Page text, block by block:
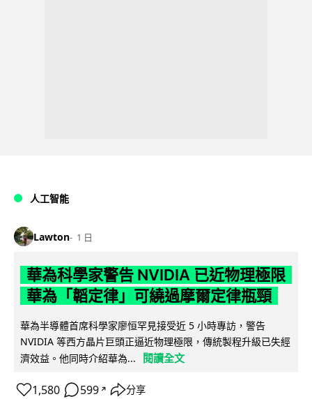
人工智能
Lawton 1 日
華為科學家警告 NVIDIA 已近物理極限
華為「韜定律」可繞過摩爾定律瓶頸
華為半導體首席科學家廖恒罕見接受近 5 小時專訪，警告
NVIDIA 等西方晶片巨頭正逼近物理極限，傳統製程升級已失經
濟效益。他同時介紹華為...
閱讀全文
1,580 599 ↗ 分享